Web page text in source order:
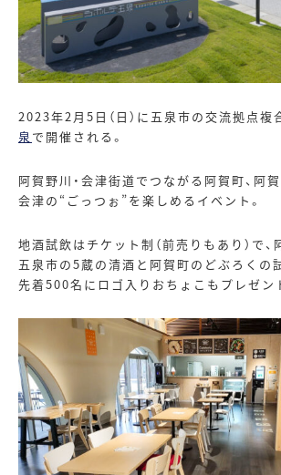
2023年2 月 5 日（日）に五泉市の交流拠点複
泉 で開催される。
阿賀野川・会津街道でつながる阿賀町、阿
会津の“ごっつぉ”を楽しめるイベント。
地酒試飲はチケット制（前売りもあり）で、
五泉市の5蔵の清酒と阿賀町のどぶろくの
先着500名にロゴ入りおちょこもプレゼン